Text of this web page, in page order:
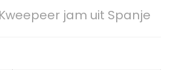
Kweepeer jam uit Spanje